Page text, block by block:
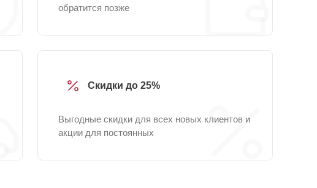
обратится позже
Скидки до 25%
Выгодные скидки для всех новых клиентов и
акции для постоянных